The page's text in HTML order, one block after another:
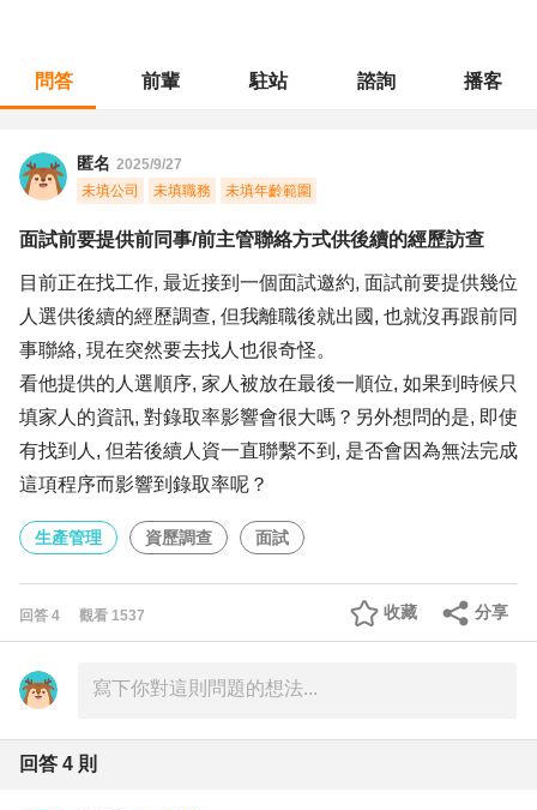
問答 前輩 駐站 諮詢 播客
匿名 2025/9/27
未填公司
未填職務 未填年齡範圍
面試前要提供前同事/前主管聯絡方式供後續的經歷訪查
目前正在找工作, 最近接到一個面試邀約, 面試前要提供幾位
人選供後續的經歷調查, 但我離職後就出國, 也就沒再跟前同
事聯絡, 現在突然要去找人也很奇怪。
看他提供的人選順序, 家人被放在最後一順位, 如果到時候只
填家人的資訊, 對錄取率影響會很大嗎？另外想問的是, 即使
有找到人, 但若後續人資一直聯繫不到, 是否會因為無法完成
這項程序而影響到錄取率呢？
生產管理 資歷調查 面試
回答 4 觀看 1537 分享
收藏
回答 4 則